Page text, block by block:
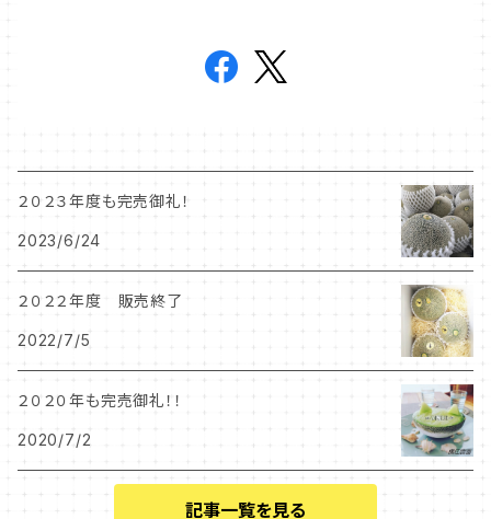
２０２３年度も完売御礼！
2023/6/24
２０２２年度 販売終了
2022/7/5
２０２０年も完売御礼！！
2020/7/2
記事一覧を見る